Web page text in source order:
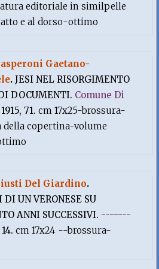
editoriale in similpelle
e al dorso-ottimo
Gaetano-
.JESI NEL RISORGIMENTO
DOCUMENTI. Comune Di
71.cm 17x25-brossura-
copertina-volume
Del Giardino.
UN VERONESE SU
ANNI SUCCESSIVI. -------
14.cm 17x24 --brossura-